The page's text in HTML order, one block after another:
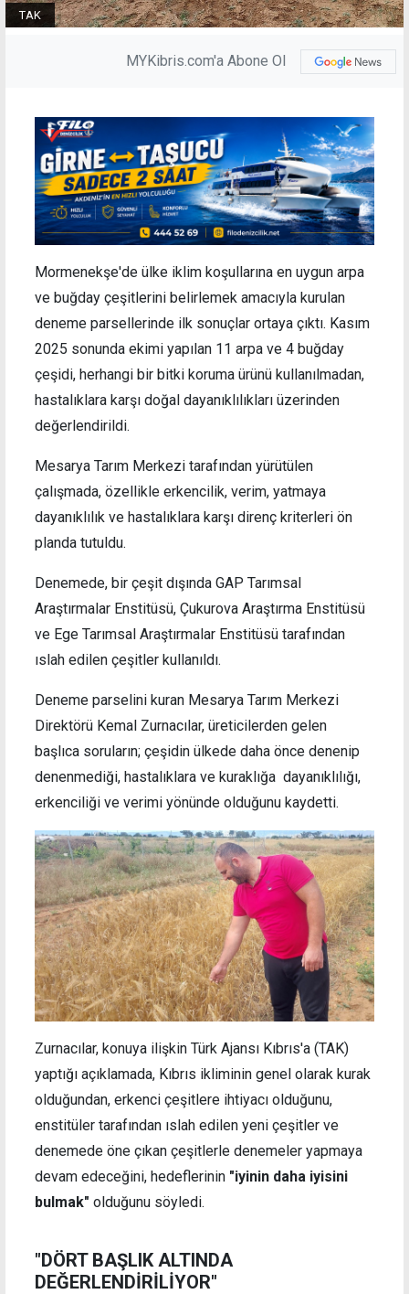
TAK
MYKibris.com'a Abone Ol
Mormenekşe'de ülke iklim koşullarına en uygun arpa
ve buğday çeşitlerini belirlemek amacıyla kurulan
deneme parsellerinde ilk sonuçlar ortaya çıktı. Kasım
2025 sonunda ekimi yapılan 11 arpa ve 4 buğday
çeşidi, herhangi bir bitki koruma ürünü kullanılmadan,
hastalıklara karşı doğal dayanıklılıkları üzerinden
değerlendirildi.
Mesarya Tarım Merkezi tarafından yürütülen
çalışmada, özellikle erkencilik, verim, yatmaya
dayanıklılık ve hastalıklara karşı direnç kriterleri ön
planda tutuldu.
Denemede, bir çeşit dışında GAP Tarımsal
Araştırmalar Enstitüsü, Çukurova Araştırma Enstitüsü
ve Ege Tarımsal Araştırmalar Enstitüsü tarafından
ıslah edilen çeşitler kullanıldı.
Deneme parselini kuran Mesarya Tarım Merkezi
Direktörü Kemal Zurnacılar, üreticilerden gelen
başlıca soruların; çeşidin ülkede daha önce denenip
denenmediği, hastalıklara ve kuraklığa dayanıklılığı,
erkenciliği ve verimi yönünde olduğunu kaydetti.
Zurnacılar, konuya ilişkin Türk Ajansı Kıbrıs'a (TAK)
yaptığı açıklamada, Kıbrıs ikliminin genel olarak kurak
olduğundan, erkenci çeşitlere ihtiyacı olduğunu,
enstitüler tarafından ıslah edilen yeni çeşitler ve
denemede öne çıkan çeşitlerle denemeler yapmaya
devam edeceğini, hedeflerinin "iyinin daha iyisini
bulmak" olduğunu söyledi.
"DÖRT BAŞLIK ALTINDA
DEĞERLENDİRİLİYOR"